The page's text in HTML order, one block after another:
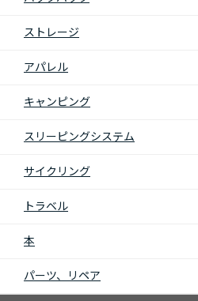
ストレージ
アパレル
キャンピング
スリーピングシステム
サイクリング
トラベル
本
パーツ、リペア